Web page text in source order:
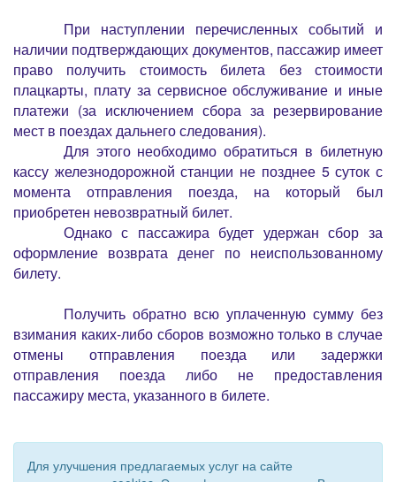
При наступлении перечисленных событий и
наличии подтверждающих документов, пассажир имеет
право получить стоимость билета без стоимости
плацкарты, плату за сервисное обслуживание и иные
платежи (за исключением сбора за резервирование
мест в поездах дальнего следования).
Для этого необходимо обратиться в билетную
кассу железнодорожной станции не позднее 5 суток с
момента отправления поезда, на который был
приобретен невозвратный билет.
Однако с пассажира будет удержан сбор за
оформление возврата денег по неиспользованному
билету.
Получить обратно всю уплаченную сумму без
взимания каких-либо сборов возможно только в случае
отмены отправления поезда или задержки
отправления поезда либо не предоставления
пассажиру места, указанного в билете.
Для улучшения предлагаемых услуг на сайте